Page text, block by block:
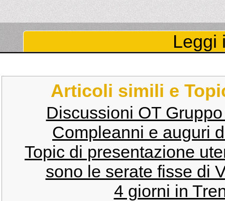
Leggi
Articoli simili e
Discussioni OT
Compleanni e auguri
Topic di presentazione
sono le serate fisse di
4 giorni in